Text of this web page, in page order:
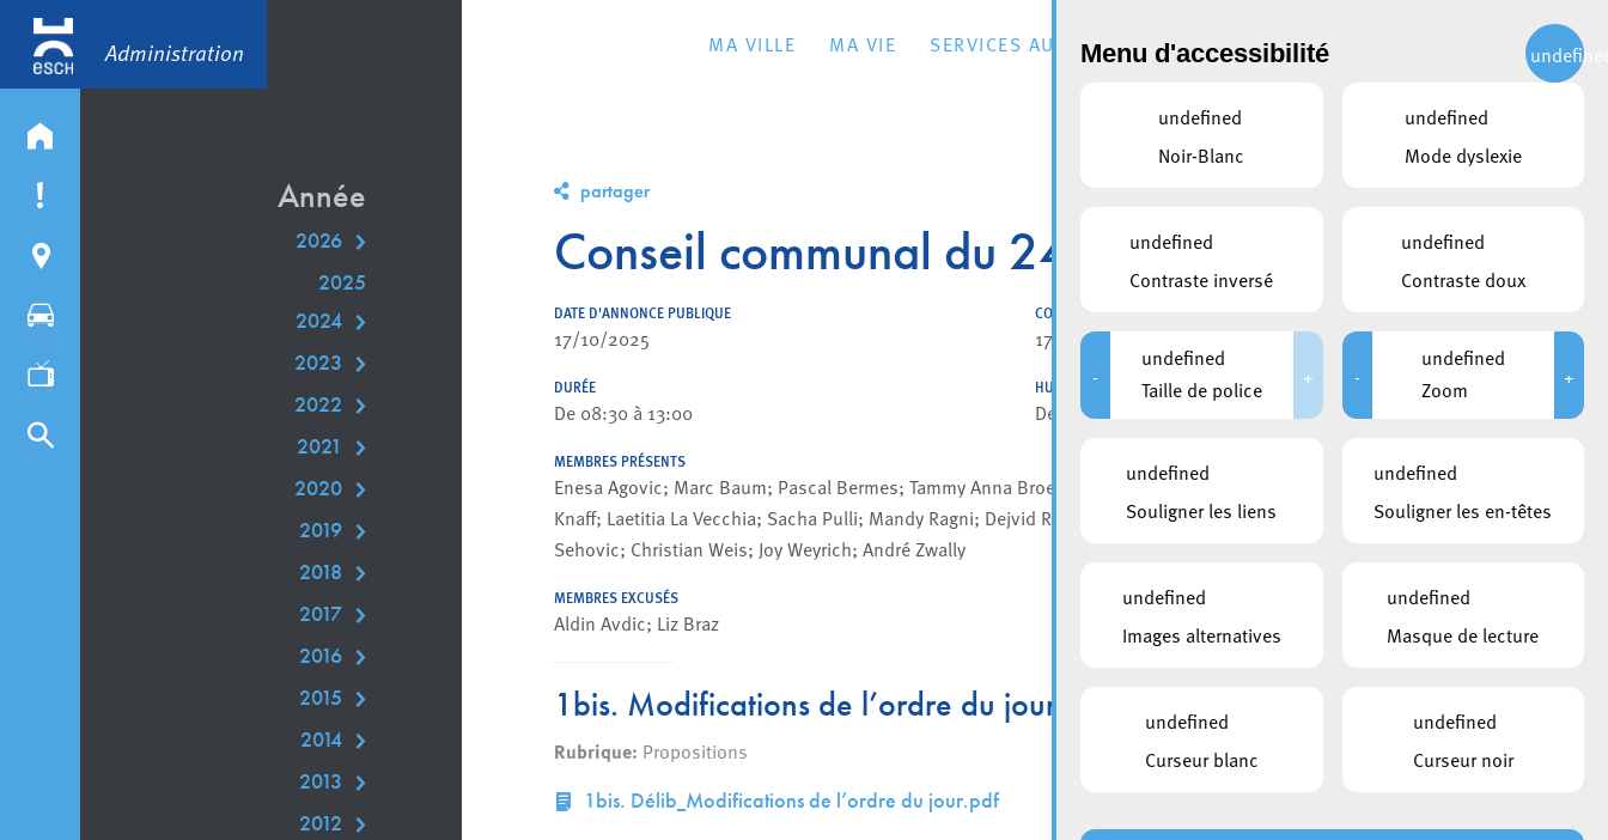
Administration MA VILLE MA VIE SERVICES AU CITOYEN ACTUALITÉS PUBLICATIONS CONTACT
Année
2026
2025
2024
2023
2022
2021
2020
2019
2018
2017
2016
2015
2014
2013
2012
partager
Conseil communal du 24 octobre 2025
DATE D'ANNONCE PUBLIQUE
17/10/2025
CONVOCATION DES CONSEILLERS
17/10/2025
DURÉE
De 08:30 à 13:00
HUIS-CLOS
De 08:30 à 08:50
MEMBRES PRÉSENTS
Enesa Agovic; Marc Baum; Pascal Bermes; Tammy Anna Broers; Bruno Cavaleiro; Steve Faltz; Ben Funck; Pierre-Marc
Knaff; Laetitia La Vecchia; Sacha Pulli; Mandy Ragni; Dejvid Ramdedovic; Bernard Schmit; Daliah Scholl; Meris
Sehovic; Christian Weis; Joy Weyrich; André Zwally
MEMBRES EXCUSÉS
Aldin Avdic; Liz Braz
1bis. Modifications de l’ordre du jour; décision
Rubrique: Propositions
1bis. Délib_Modifications de l’ordre du jour.pdf
Menu d'accessibilité
undefined
Noir-Blanc
undefined
Mode dyslexie
undefined
Contraste inversé
undefined
Contraste doux
-
undefined
Taille de police
+ -
undefined
Zoom
+
undefined
Souligner les liens
undefined
Souligner les en-têtes
undefined
Images alternatives
undefined
Masque de lecture
undefined
Curseur blanc
undefined
Curseur noir